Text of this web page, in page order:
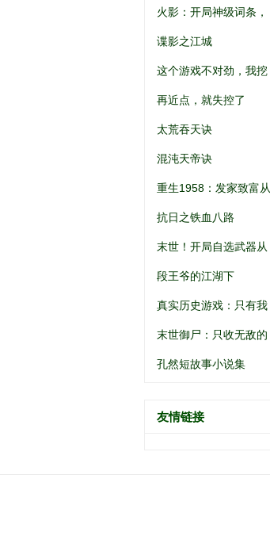
火影：开局神级词条，
忍界破大防
谍影之江城
这个游戏不对劲，我挖
矿成神！
再近点，就失控了
太荒吞天诀
混沌天帝诀
重生1958：发家致富从
南锣鼓巷开始
抗日之铁血八路
末世！开局自选武器从
黑道到军阀
段王爷的江湖下
真实历史游戏：只有我
知道剧情
末世御尸：只收无敌的
异种丧尸
孔然短故事小说集
友情链接